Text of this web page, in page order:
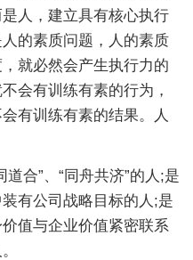
人，建立具有核心执行
的素质问题，人的素质
就必然会产生执行力的
会有训练有素的行为，
有训练有素的结果。人
合”、“同舟共济”的人;是
有公司战略目标的人;是
值与企业价值紧密联系